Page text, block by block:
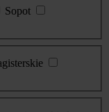
Sopot